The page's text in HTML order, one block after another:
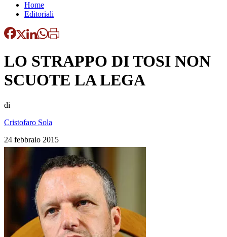
Home
Editoriali
LO STRAPPO DI TOSI NON
SCUOTE LA LEGA
di
Cristofaro Sola
24 febbraio 2015